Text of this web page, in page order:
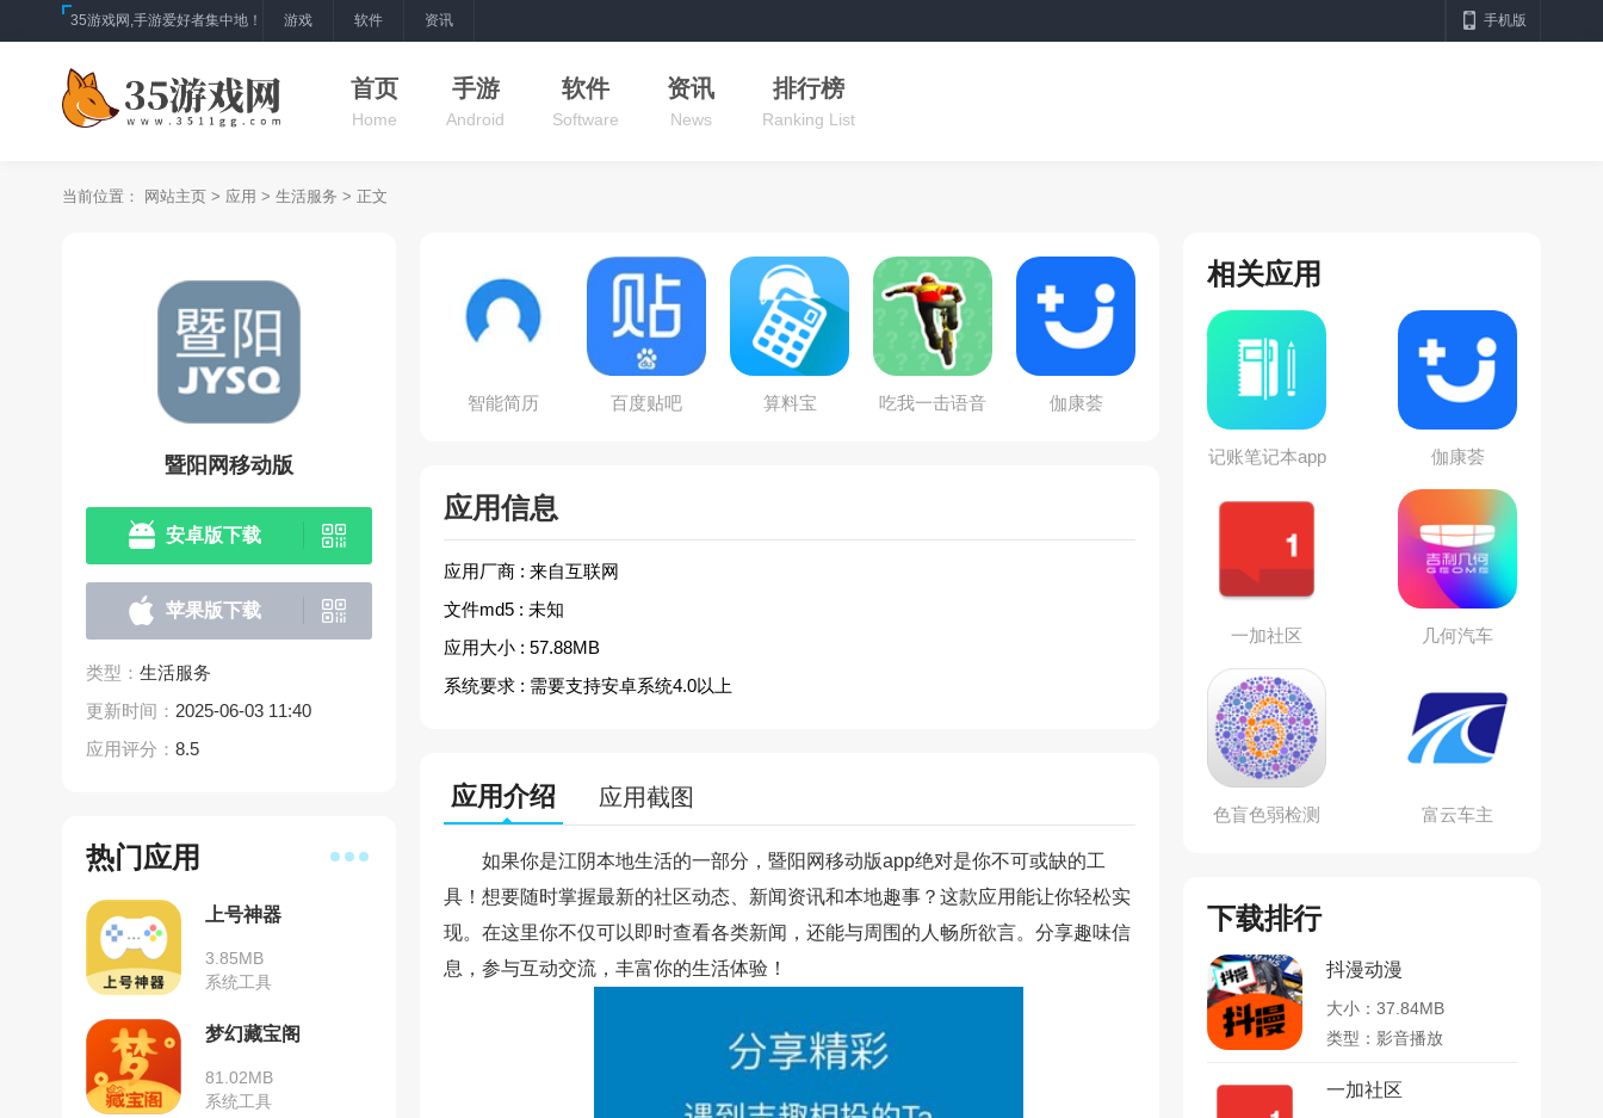
35游戏网,手游爱好者集中地！ 游戏 软件 资讯 手机版
首页
Home
手游
Android
软件
Software
资讯
News
排行榜
Ranking List
当前位置： 网站主页 > 应用 > 生活服务 > 正文
暨阳网移动版
安卓版下载
苹果版下载
类型： 生活服务
更新时间： 2025-06-03 11:40
应用评分： 8.5
热门应用
上号神器
3.85MB
系统工具
梦幻藏宝阁
81.02MB
系统工具
智能简历 百度贴吧 算料宝
吃我一击语音
伽康荟
应用信息
应用厂商 : 来自互联网
文件md5 : 未知
应用大小 : 57.88MB
系统要求 : 需要支持安卓系统4.0以上
应用介绍 应用截图
如果你是江阴本地生活的一部分，暨阳网移动版app绝对是你不可或缺的工
具！想要随时掌握最新的社区动态、新闻资讯和本地趣事？这款应用能让你轻松实
现。在这里你不仅可以即时查看各类新闻，还能与周围的人畅所欲言。分享趣味信
息，参与互动交流，丰富你的生活体验！
相关应用
记账笔记本app 伽康荟
一加社区 几何汽车
色盲色弱检测
富云车主
下载排行
抖漫动漫
大小：37.84MB
类型：影音播放
一加社区